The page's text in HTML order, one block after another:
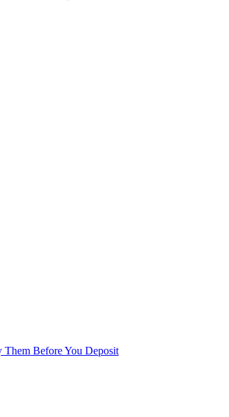
Before You Deposit